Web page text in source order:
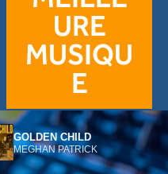
GOLDEN CHILD
MEGHAN PATRICK